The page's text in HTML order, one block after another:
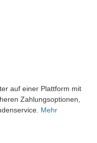
auf einer Plattform mit
Zahlungsoptionen,
Mehr